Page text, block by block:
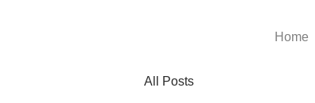
Home
All Posts